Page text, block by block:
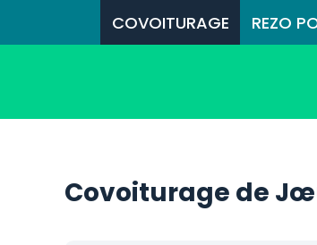
COVOITURAGE REZO
Covoiturage de